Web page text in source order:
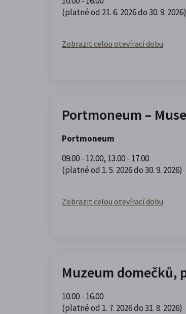
(platné od 21. 6. 2026 do 30. 9. 2026)
Zobrazit celou otevírací dobu
Portmoneum –
Portmoneum
09.00 - 12.00, 13.00 - 17.00
(platné od 1. 5. 2026 do 30. 9. 2026)
Zobrazit celou otevírací dobu
Muzeum domečků,
10.00 - 16.00
(platné od 1. 7. 2026 do 31. 8. 2026)